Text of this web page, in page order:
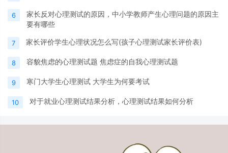
6
家长反对心理测试的原因，中小学教师产生心理问题的原因主
要有哪些
7 家长评价学生心理状况怎么写(孩子心理测试家长评价表)
8 容貌焦虑的心理测试题 焦虑症的自我心理测试题
9 寒门大学生心理测试 大学生为何要考试
10 对于就业心理测试结果分析，心理测试结果如何分析